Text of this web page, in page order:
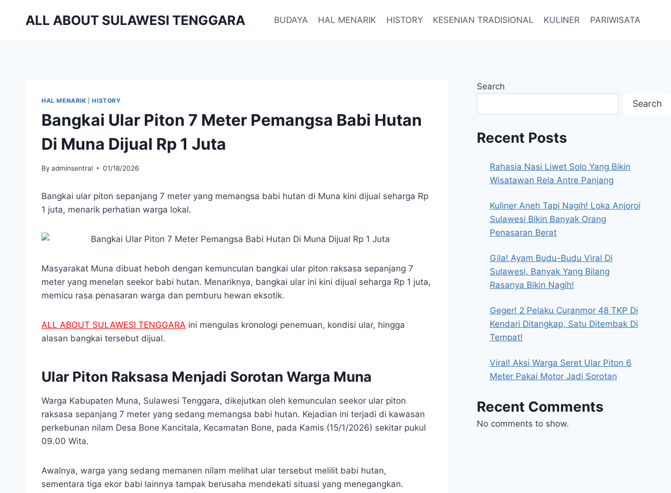
ALL ABOUT SULAWESI TENGGARA BUDAYA HAL MENARIK HISTORY KESENIAN TRADISIONAL KULINER PARIWISATA
HAL MENARIK |HISTORY
Bangkai Ular Piton 7 Meter Pemangsa Babi Hutan
Di Muna Dijual Rp 1 Juta
By adminsentral 01/18/2026
Bangkai ular piton sepanjang 7 meter yang memangsa babi hutan di Muna kini dijual seharga Rp
1 juta, menarik perhatian warga lokal.
Masyarakat Muna dibuat heboh dengan kemunculan bangkai ular piton raksasa sepanjang 7
meter yang menelan seekor babi hutan. Menariknya, bangkai ular ini kini dijual seharga Rp 1 juta,
memicu rasa penasaran warga dan pemburu hewan eksotik.
ALL ABOUT SULAWESI TENGGARA ini mengulas kronologi penemuan, kondisi ular, hingga
alasan bangkai tersebut dijual.
Ular Piton Raksasa Menjadi Sorotan Warga Muna
Warga Kabupaten Muna, Sulawesi Tenggara, dikejutkan oleh kemunculan seekor ular piton
raksasa sepanjang 7 meter yang sedang memangsa babi hutan. Kejadian ini terjadi di kawasan
perkebunan nilam Desa Bone Kancitala, Kecamatan Bone, pada Kamis (15/1/2026) sekitar pukul
09.00 Wita.
Awalnya, warga yang sedang memanen nilam melihat ular tersebut melilit babi hutan,
sementara tiga ekor babi lainnya tampak berusaha mendekati situasi yang menegangkan.
Search
Search
Recent Posts
Rahasia Nasi Liwet Solo Yang Bikin
Wisatawan Rela Antre Panjang
Kuliner Aneh Tapi Nagih! Loka Anjoroi
Sulawesi Bikin Banyak Orang
Penasaran Berat
Gila! Ayam Budu-Budu Viral Di
Sulawesi, Banyak Yang Bilang
Rasanya Bikin Nagih!
Geger! 2 Pelaku Curanmor 48 TKP Di
Kendari Ditangkap, Satu Ditembak Di
Tempat!
Viral! Aksi Warga Seret Ular Piton 6
Meter Pakai Motor Jadi Sorotan
Recent Comments
No comments to show.